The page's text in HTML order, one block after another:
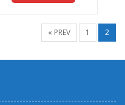
« PREV 1 2